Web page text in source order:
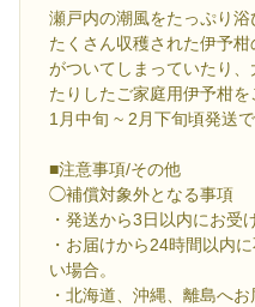
瀬戸内の潮風をたっぷり浴
たくさん収穫された伊予
がついてしまっていたり
たりしたご家庭用伊予柑を
1月中旬 ~ 2月下旬頃発送で
■注意事項/その他
◯補償対象外となる事項
・発送から3日以内にお受
・お届けから24時間以内
い場合。
・北海道、沖縄、離島へお